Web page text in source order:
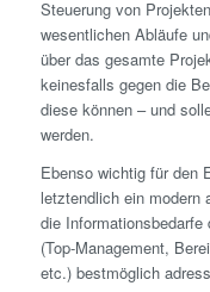
Steuerung von
wesentlichen Abläufe
über das gesamte
keinesfalls gegen die
diese können – und
werden.
Ebenso wichtig für den
letztendlich ein modern
die Informationsbedarfe
(Top-Management,
etc.) bestmöglich